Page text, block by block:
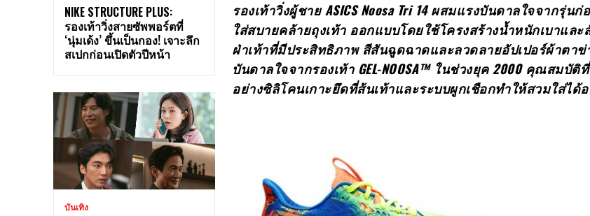
NIKE STRUCTURE PLUS:
รองเท้าวิ่งสายซัพพอร์ตที่
‘นุ่มเด้ง’ ขึ้นเป็นกอง! เจาะลึก
สเปกก่อนเปิดตัวปีหน้า
บันเทิง
รองเท้าวิ่งผู้ชายASICS Noosa Tri 14 ผสมแรงบันดาลใจจากรุ่น
ใส่สบายคล้ายถุงเท้า ออกแบบโดยใช้โครงสร้างน้ำหนักเบาและ
ฝ่าเท้าที่มีประสิทธิภาพ สีสันฉูดฉาดและลวดลายอัปเปอร์ผ้าตาข่
บันดาลใจจากรองเท้า GEL-NOOSA™ ในช่วงยุค 2000 คุณสมบั
อย่างซิลิโคนเกาะยึดที่ส้นเท้าและระบบผูกเชือกทำให้สวมใส่ได้